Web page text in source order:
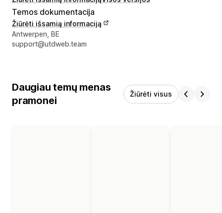
Temos dokumentacija
Žiūrėti išsamią informaciją
Kūrėjo kontaktiniai duomenys
Antwerpen, BE
support@utdweb.team
Daugiau temų menas
pramonei
Žiūrėti visus